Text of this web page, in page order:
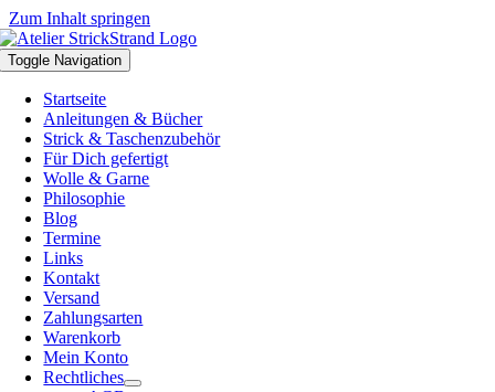
Zum Inhalt springen
Toggle Navigation
Startseite
Anleitungen & Bücher
Strick & Taschenzubehör
Für Dich gefertigt
Wolle & Garne
Philosophie
Blog
Termine
Links
Kontakt
Versand
Zahlungsarten
Warenkorb
Mein Konto
Rechtliches